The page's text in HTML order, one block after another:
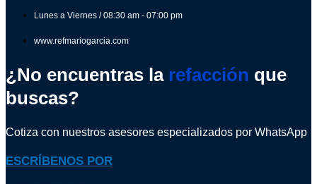
Lunes a Viernes / 08:30 am - 07:00 pm
www.refmariogarcia.com
¿No encuentras la refacción que
buscas?
Cotiza con nuestros asesores especializados por WhatsApp
ESCRÍBENOS POR